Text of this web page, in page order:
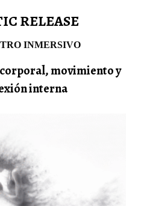
RELEASE
INMERSIVO
movimiento y
interna